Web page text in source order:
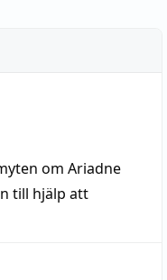
om Ariadne
till hjälp att